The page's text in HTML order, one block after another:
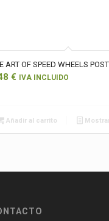
ART OF SPEED WHEELS
€ IVA INCLUIDO
Añadir al carrito